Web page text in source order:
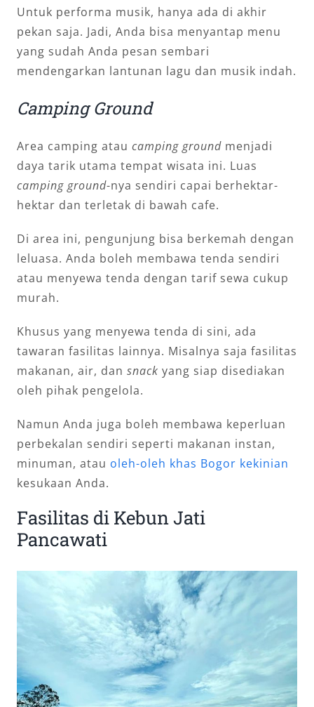
Untuk performa musik, hanya ada di akhir
pekan saja. Jadi, Anda bisa menyantap menu
yang sudah Anda pesan sembari
mendengarkan lantunan lagu dan musik indah.
Camping Ground
Area camping atau camping groundmenjadi
daya tarik utama tempat wisata ini. Luas
camping ground-nya sendiri capai berhektar-
hektar dan terletak di bawah cafe.
Di area ini, pengunjung bisa berkemah dengan
leluasa. Anda boleh membawa tenda sendiri
atau menyewa tenda dengan tarif sewa cukup
murah.
Khusus yang menyewa tenda di sini, ada
tawaran fasilitas lainnya. Misalnya saja fasilitas
makanan, air, dan snack yang siap disediakan
oleh pihak pengelola.
Namun Anda juga boleh membawa keperluan
perbekalan sendiri seperti makanan instan,
minuman, atau oleh-oleh khas Bogor kekinian
kesukaan Anda.
Fasilitas di Kebun Jati
Pancawati